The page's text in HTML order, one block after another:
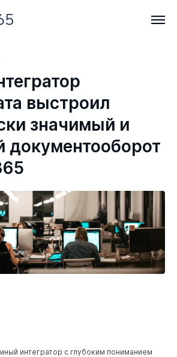
выстроил
значимый и
документооборот
интегратор с глубоким пониманием